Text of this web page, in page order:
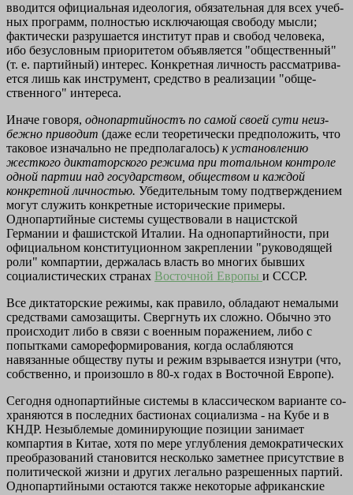
вводится официальная идеология, обязательная для всех учеб­
ных программ, полностью исключающая свободу мысли;
фактически разрушается институт прав и свобод человека,
ибо безусловным приоритетом объявляется "общественный"
(т. е. партийный) интерес. Конкретная личность рассматрива­
ется лишь как инструмент, средство в реализации "обще­
ственного" интереса.
Иначе говоря, однопартийностъ по самой своей сути неиз­
бежно приводит (даже если теоретически предположить, что
та­ковое изначально не предполагалось) к установлению
жесткого диктаторского режима при тотальном контроле
одной партии над государством, обществом и каждой
конкретной личностью. Убедительным тому подтверждением
могут служить конкретные исторические примеры.
Однопартийные системы существовали в нацистской
Германии и фашистской Италии. На однопартийности, при
официальном конституционном закреплении "руководящей
роли" компартии, держалась власть во многих бывших
социалис­тических странах Восточной Европы и СССР.
Все диктаторские режимы, как правило, обладают немалы­ми
средствами самозащиты. Свергнуть их сложно. Обычно это
про­исходит либо в связи с военным поражением, либо с
попытками самореформирования, когда ослабляются
навязанные обществу путы и режим взрывается изнутри (что,
собственно, и произошло в 80-х годах в Восточной Европе).
Сегодня однопартийные системы в классическом варианте со­
храняются в последних бастионах социализма - на Кубе и в
КНДР. Незыблемые доминирующие позиции занимает
компартия в Ки­тае, хотя по мере углубления демократических
преобразований становится несколько заметнее присутствие в
политической жиз­ни и других легально разрешенных партий.
Однопартийными ос­таются также некоторые африканские